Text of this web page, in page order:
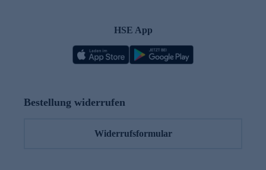
HSE App
Bestellung widerrufen
Widerrufsformular